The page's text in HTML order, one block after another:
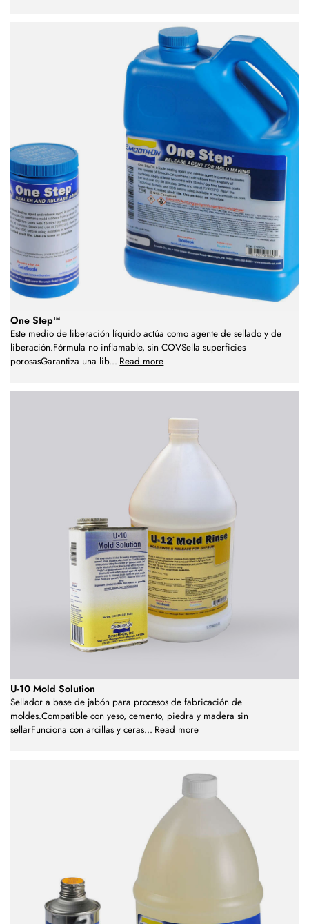
One Step™
Este medio de liberación líquido actúa como agente de sellado y de
liberación.Fórmula no inflamable, sin COVSella superficies
porosasGarantiza una lib... Read more
U-10 Mold Solution
Sellador a base de jabón para procesos de fabricación de
moldes.Compatible con yeso, cemento, piedra y madera sin
sellarFunciona con arcillas y ceras... Read more